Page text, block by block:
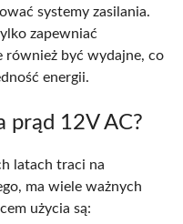
systemy zasilania.
zapewniać
również być wydajne, co
energii.
prąd 12V AC?
latach traci na
ma wiele ważnych
użycia są: